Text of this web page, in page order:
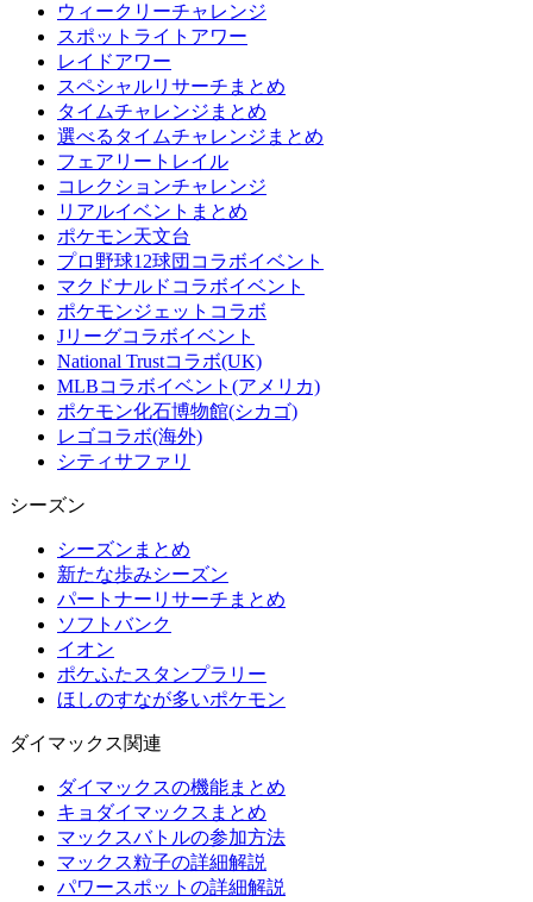
ウィークリーチャレンジ
スポットライトアワー
レイドアワー
スペシャルリサーチまとめ
タイムチャレンジまとめ
選べるタイムチャレンジまとめ
フェアリートレイル
コレクションチャレンジ
リアルイベントまとめ
ポケモン天文台
プロ野球12球団コラボイベント
マクドナルドコラボイベント
ポケモンジェットコラボ
Jリーグコラボイベント
National Trustコラボ(UK)
MLBコラボイベント(アメリカ)
ポケモン化石博物館(シカゴ)
レゴコラボ(海外)
シティサファリ
シーズン
シーズンまとめ
新たな歩みシーズン
パートナーリサーチまとめ
ソフトバンク
イオン
ポケふたスタンプラリー
ほしのすなが多いポケモン
ダイマックス関連
ダイマックスの機能まとめ
キョダイマックスまとめ
マックスバトルの参加方法
マックス粒子の詳細解説
パワースポットの詳細解説